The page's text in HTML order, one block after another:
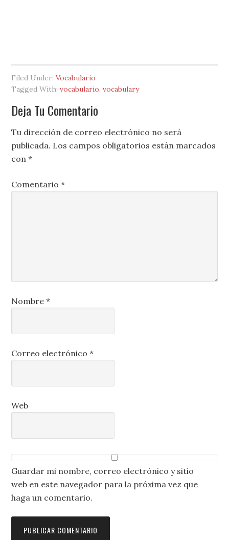
Filed Under:Vocabulario
Tagged With:vocabulario,vocabulary
Deja Tu Comentario
Tu dirección de correo electrónico no será
publicada. Los campos obligatorios están marcados
con*
Comentario*
Nombre*
Correo electrónico*
Web
Guardar mi nombre, correo electrónico y sitio
web en este navegador para la próxima vez que
haga un comentario.